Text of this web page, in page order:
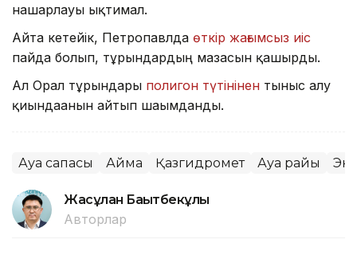
нашарлауы ықтимал.
Айта кетейік, Петропавлда өткір жағымсыз иіс
пайда болып, тұрғындардың мазасын қашырды.
Ал Орал тұрғындары полигон түтінінен тыныс алу
қиындағанын айтып шағымданды.
Ауа сапасы Аймақ Қазгидромет Ауа райы
Жасұлан Бақытбекұлы
Авторлар